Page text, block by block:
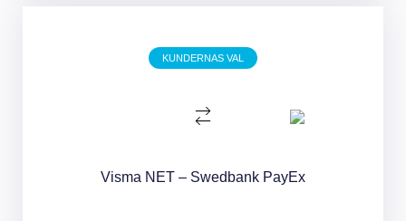
KUNDERNAS VAL
Visma NET – Swedbank PayEx